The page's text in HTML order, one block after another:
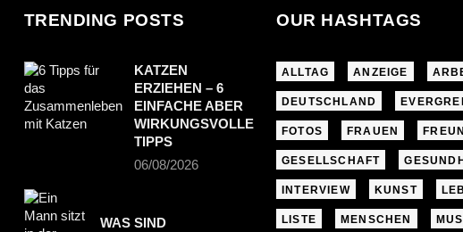
TRENDING POSTS
KATZEN
ERZIEHEN – 6
EINFACHE ABER
WIRKUNGSVOLLE
TIPPS
06/08/2026
WAS SIND
OUR HASHTAGS
ALLTAG ANZEIGE
DEUTSCHLAND
FOTOS FRAUEN
GESELLSCHAFT
INTERVIEW KUNST
LISTE MENSCHEN